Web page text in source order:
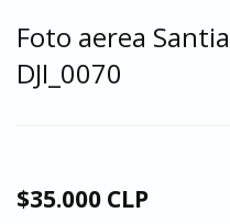
Foto aerea
DJI_0070
$35.000 CLP